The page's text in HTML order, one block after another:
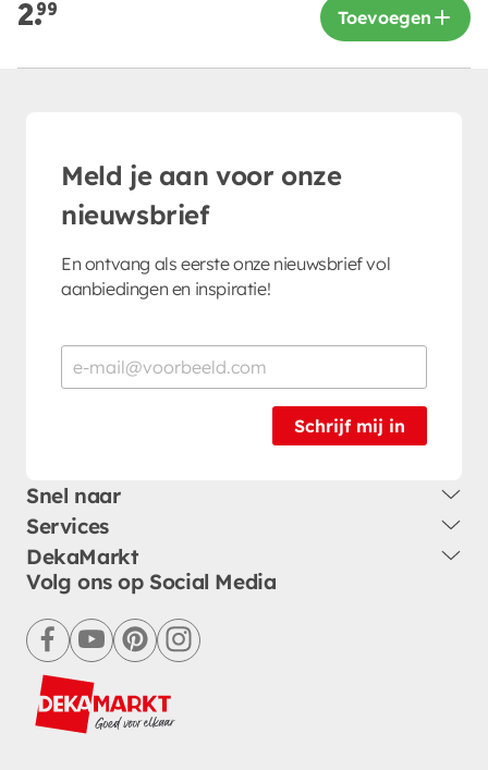
2.99 Toevoegen
Meld je aan voor onze
nieuwsbrief
En ontvang als eerste onze nieuwsbrief vol
aanbiedingen en inspiratie!
Schrijf mij in
Snel naar
Services
DekaMarkt
Volg ons op Social Media
facebookyoutubepinterestinstagram